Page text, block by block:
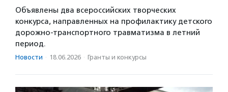
Объявлены два всероссийских творческих
конкурса, направленных на профилактику детского
дорожно-транспортного травматизма в летний
период.
Новости · 18.06.2026 · Гранты и конкурсы